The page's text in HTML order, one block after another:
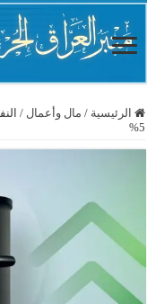
الرئيسية / مال وأعمال /
5%